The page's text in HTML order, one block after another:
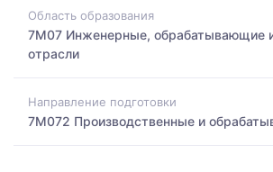
Область образования
7M07 Инженерные, обрабатывающие
отрасли
Направление подготовки
7M072 Производственные и